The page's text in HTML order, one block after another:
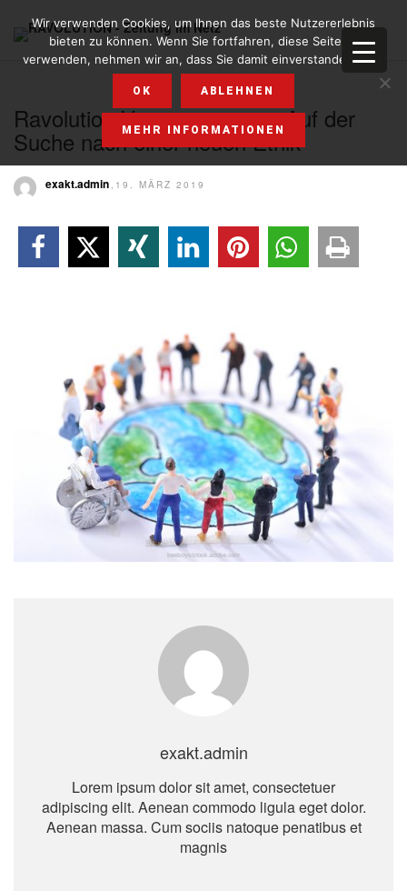
Ravolution Verantwortung – Auf der
Suche nach einer neuen Ethik
exakt.admin ,19. MÄRZ 2019
exakt.admin
Lorem ipsum dolor sit amet, consectetuer
adipiscing elit. Aenean commodo ligula eget dolor.
Aenean massa. Cum sociis natoque penatibus et
magnis
Wir verwenden Cookies, um Ihnen das beste Nutzererlebnis
bieten zu können. Wenn Sie fortfahren, diese Seite zu
verwenden, nehmen wir an, dass Sie damit einverstanden sind.
OK ABLEHNEN
MEHR INFORMATIONEN